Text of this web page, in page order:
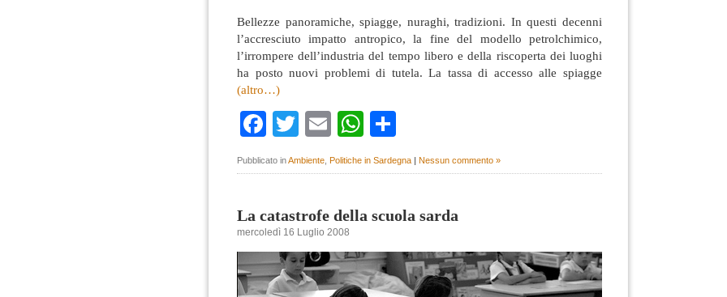
Bellezze panoramiche, spiagge, nuraghi, tradizioni. In questi decenni
l’accresciuto impatto antropico, la fine del modello petrolchimico,
l’irrompere dell’industria del tempo libero e della riscoperta dei luoghi
ha posto nuovi problemi di tutela. La tassa di accesso alle spiagge
(altro…)
Facebook
TwitterEmailWhatsApp
Pubblicato inAmbiente Politiche in Sardegna | Nessun commento »
La catastrofe della scuola sarda
mercoledì 16 Luglio 2008